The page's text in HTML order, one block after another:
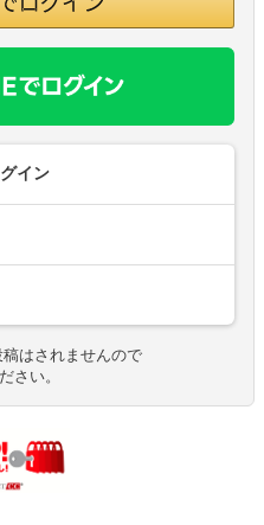
イン
はされませんので
さい。